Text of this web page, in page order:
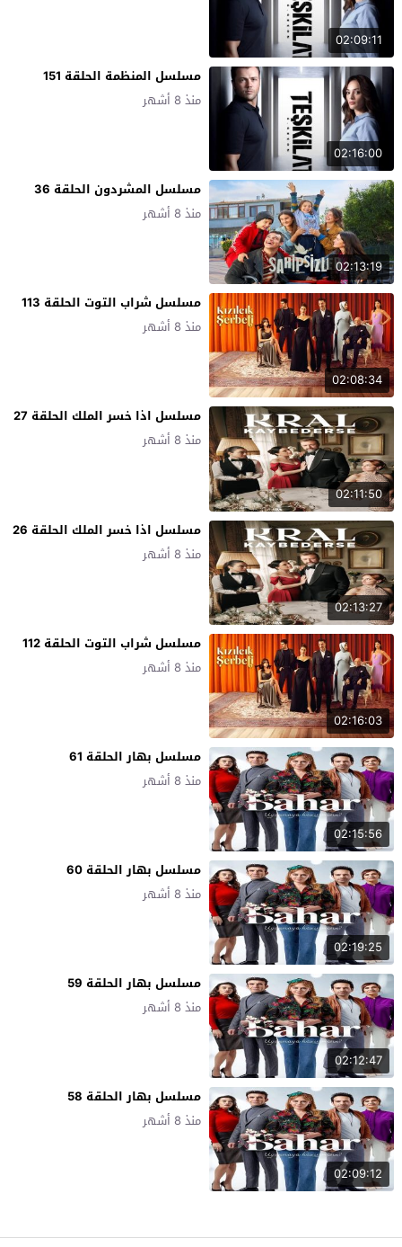
02:09:11
02:16:00
مسلسل المنظمة الحلقة 151
منذ 8 أشهر
02:13:19
مسلسل المشردون الحلقة 36
منذ 8 أشهر
02:08:34
مسلسل شراب التوت الحلقة 113
منذ 8 أشهر
02:11:50
مسلسل اذا خسر الملك الحلقة 27
منذ 8 أشهر
02:13:27
مسلسل اذا خسر الملك الحلقة 26
منذ 8 أشهر
02:16:03
مسلسل شراب التوت الحلقة 112
منذ 8 أشهر
02:15:56
مسلسل بهار الحلقة 61
منذ 8 أشهر
02:19:25
مسلسل بهار الحلقة 60
منذ 8 أشهر
02:12:47
مسلسل بهار الحلقة 59
منذ 8 أشهر
02:09:12
مسلسل بهار الحلقة 58
منذ 8 أشهر